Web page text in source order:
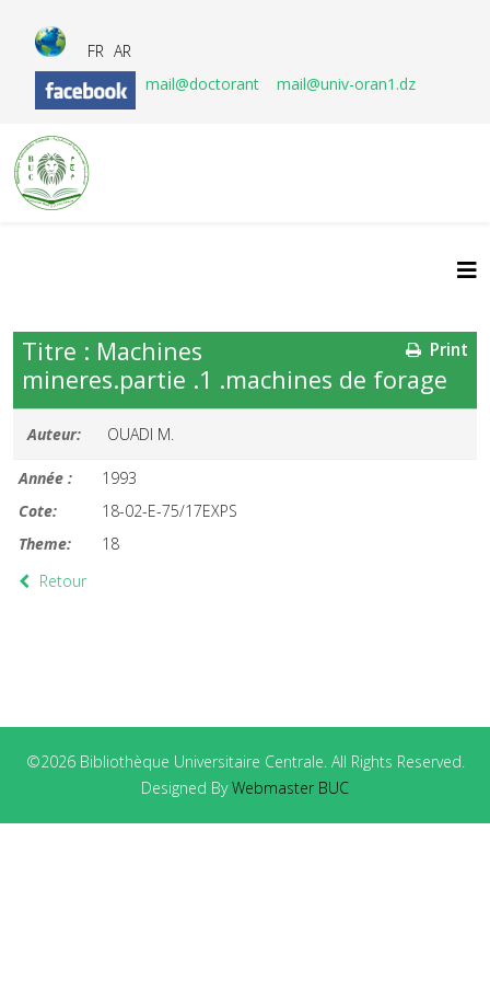
FR AR
mail@doctorant
mail@univ-oran1.dz
Print
Titre : Machines
mineres.partie .1 .machines de forage
Auteur: OUADI M.
Année :
1993
Cote:
18-02-E-75/17EXPS
Theme:
18
Retour
©2026 Bibliothèque Universitaire Centrale. All Rights Reserved.
Designed ByWebmaster BUC